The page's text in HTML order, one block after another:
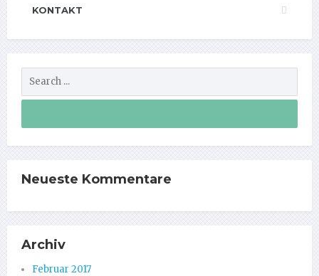
KONTAKT
Neueste Kommentare
Archiv
Februar 2017